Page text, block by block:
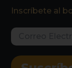
Inscríbete al